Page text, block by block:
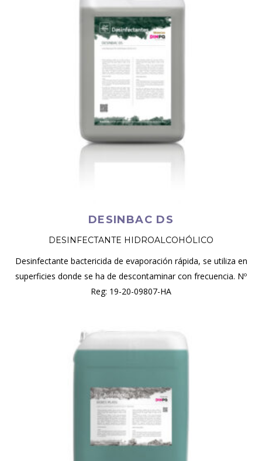
DESINBAC DS
DESINFECTANTE HIDROALCOHÓLICO
Desinfectante bactericida de evaporación rápida, se utiliza en
superficies donde se ha de descontaminar con frecuencia. Nº
Reg: 19-20-09807-HA